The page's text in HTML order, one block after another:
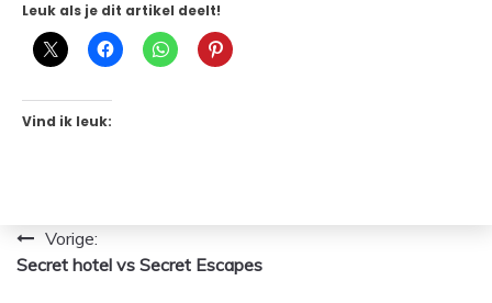
Leuk als je dit artikel deelt!
Vind ik leuk:
Bericht
navigatie
Vorige:
Secret hotel vs Secret Escapes